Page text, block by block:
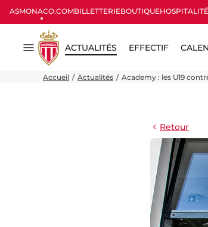
ASMONACO.COMBILLETTERIEBOUTIQUE
Menu
ACTUALITÉS EFFECTIF
Accueil Actualités Academy : les U19
Retour